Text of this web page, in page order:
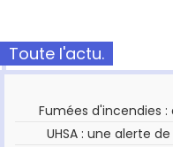
Toute l'actu.
Fumées d'incendies
UHSA : une alerte